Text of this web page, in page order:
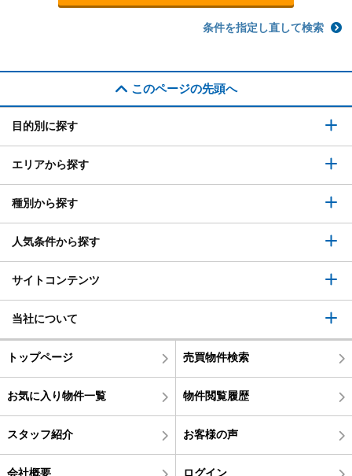
条件を指定し直して検索
このページの先頭へ
目的別に探す
エリアから探す
種別から探す
人気条件から探す
サイトコンテンツ
当社について
トップページ 売買物件検索
お気に入り物件一覧 物件閲覧履歴
スタッフ紹介 お客様の声
会社概要 ログイン